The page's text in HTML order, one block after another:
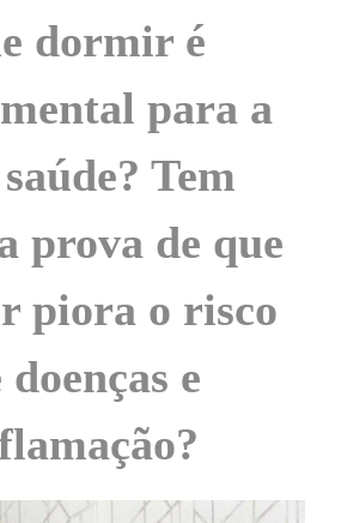
dormir é
para a
Tem
prova de que
piora o risco
doenças e